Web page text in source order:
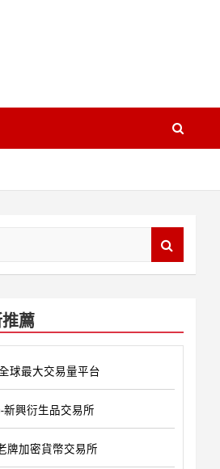
薦
球最大交易量平台
新興衍生品交易所
牌加密貨幣交易所